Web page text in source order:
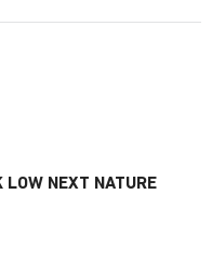
NEXT NATURE